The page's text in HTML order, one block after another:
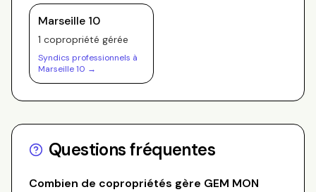
Marseille 10
1 copropriété gérée
Syndics professionnels à
Marseille 10 →
Questions fréquentes
Combien de copropriétés gère GEM MON